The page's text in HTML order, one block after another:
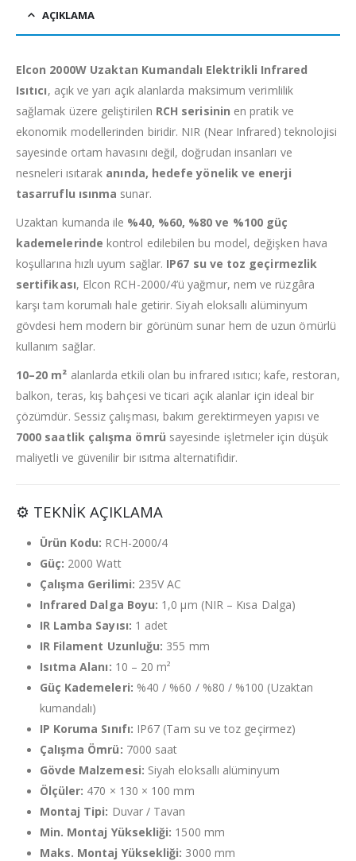
AÇIKLAMA
Elcon 2000W Uzaktan Kumandalı Elektrikli Infrared
Isıtıcı, açık ve yarı açık alanlarda maksimum verimlilik
sağlamak üzere geliştirilen RCH serisinin en pratik ve
ekonomik modellerinden biridir. NIR (Near Infrared) teknolojisi
sayesinde ortam havasını değil, doğrudan insanları ve
nesneleri ısıtarak anında, hedefe yönelik ve enerji
tasarruflu ısınma sunar.
Uzaktan kumanda ile %40, %60, %80 ve %100 güç
kademelerinde kontrol edilebilen bu model, değişken hava
koşullarına hızlı uyum sağlar. IP67 su ve toz geçirmezlik
sertifikası, Elcon RCH-2000/4’ü yağmur, nem ve rüzgâra
karşı tam korumalı hale getirir. Siyah eloksallı alüminyum
gövdesi hem modern bir görünüm sunar hem de uzun ömürlü
kullanım sağlar.
10–20 m² alanlarda etkili olan bu infrared ısıtıcı; kafe, restoran,
balkon, teras, kış bahçesi ve ticari açık alanlar için ideal bir
çözümdür. Sessiz çalışması, bakım gerektirmeyen yapısı ve
7000 saatlik çalışma ömrü sayesinde işletmeler için düşük
maliyetli ve güvenilir bir ısıtma alternatifidir.
⚙️ TEKNİK AÇIKLAMA
Ürün Kodu: RCH-2000/4
Güç: 2000 Watt
Çalışma Gerilimi: 235V AC
Infrared Dalga Boyu: 1,0 µm (NIR – Kısa Dalga)
IR Lamba Sayısı: 1 adet
IR Filament Uzunluğu: 355 mm
Isıtma Alanı: 10 – 20 m²
Güç Kademeleri: %40 / %60 / %80 / %100 (Uzaktan
kumandalı)
IP Koruma Sınıfı: IP67 (Tam su ve toz geçirmez)
Çalışma Ömrü: 7000 saat
Gövde Malzemesi: Siyah eloksallı alüminyum
Ölçüler: 470 × 130 × 100 mm
Montaj Tipi: Duvar / Tavan
Min. Montaj Yüksekliği: 1500 mm
Maks. Montaj Yüksekliği: 3000 mm